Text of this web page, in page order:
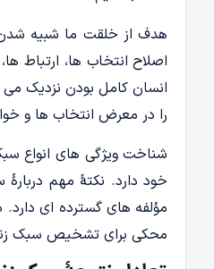
هدف از خلقت ما شبیه شدن
اصلاح انتخاب ها، ارتباط
انسان کامل بودن نزدیک می
را در معرض انتخاب ها و
شناخت ویژگی های انواع
خود دارد. نکتۀ مهم
مؤلفه های گسترده ای
محکی برای تشخیص سبک